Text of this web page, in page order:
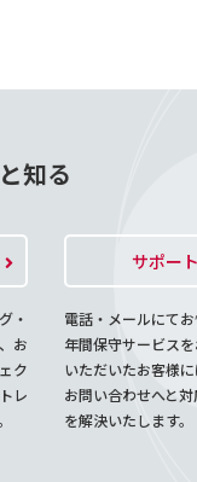
知る
・
お
ク
レ
サポート
電話・メールにてお
年間保守サービス
いただいたお客様
お問い合わせへと
を解決いたします。